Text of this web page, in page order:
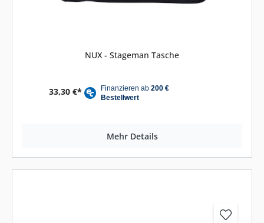
NUX - Stageman Tasche
33,30 €*
Mehr Details